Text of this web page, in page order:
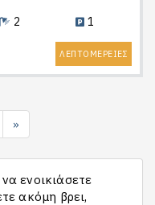
2 1
ΛΕΠΤΟΜΕΡΕΙΕΣ
»
ενοικιάσετε
ακόμη βρει,